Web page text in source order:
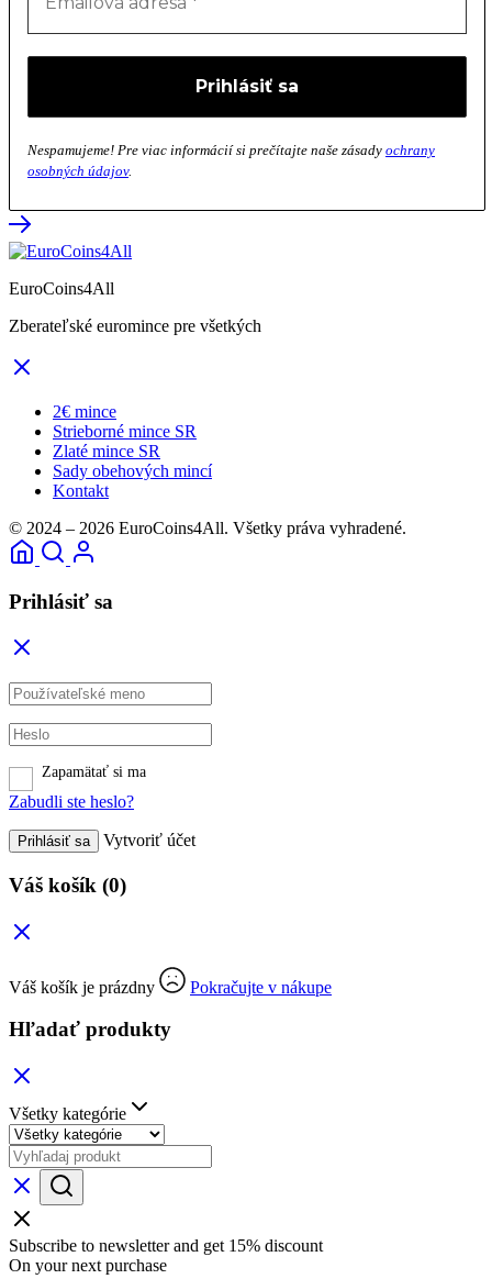
Nespamujeme! Pre viac informácií si prečítajte naše zásady ochrany
osobných údajov.
EuroCoins4All
Zberateľské euromince pre všetkých
2€ mince
Strieborné mince SR
Zlaté mince SR
Sady obehových mincí
Kontakt
© 2024 – 2026 EuroCoins4All. Všetky práva vyhradené.
Prihlásiť sa
Zapamätať si ma
Zabudli ste heslo?
Prihlásiť sa Vytvoriť účet
Váš košík (0)
Váš košík je prázdny Pokračujte v nákupe
Hľadať produkty
Všetky kategórie
Subscribe to newsletter and get 15% discount
On your next purchase